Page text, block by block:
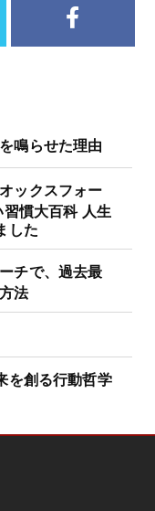
鳴らせた理由
ックスフォー
慣大百科 人生
した
チで、過去最
法
を創る行動哲学